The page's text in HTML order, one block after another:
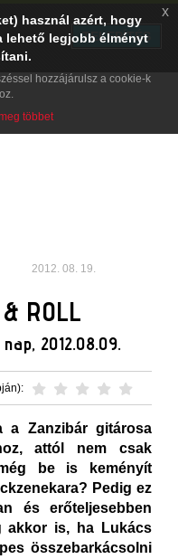
2012. 08. 19.
ROLL
2012.08.09.
a Zanzibár gitárosa
attól nem csak
be is keményít
Pedig ez
és erőteljesebben
akkor is, ha Lukács
összebarkácsolni
használ azért, hogy
lehető legjobb élményt
hozzájárulsz a cookie-k
többet
x
TELEPÍTÉS